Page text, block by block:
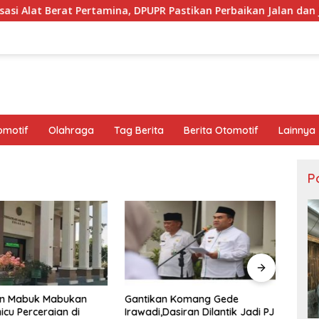
DPUPR Pastikan Perbaikan Jalan dan Jembatan Jadi
Olahraga Tag Berita Berita Otomotif Lainnya
Mabuk Mabukan
Perceraian di
Gantikan Komang Gede
Irawadi,Dasiran Dilantik Jadi PJ